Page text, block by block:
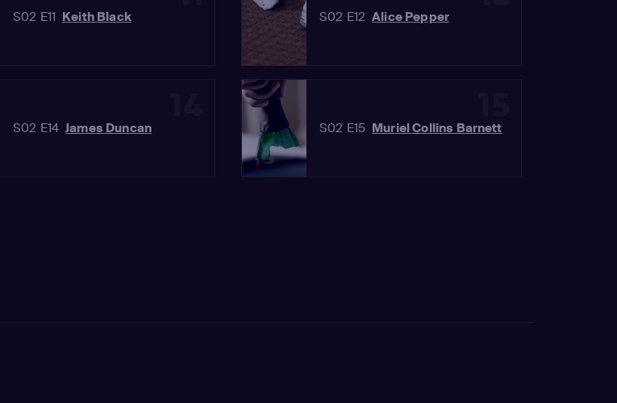
S02 E11 Keith Black S02 E12 Alice Pepper
S02 E14 James Duncan S02 E15 Muriel Collins Barnett